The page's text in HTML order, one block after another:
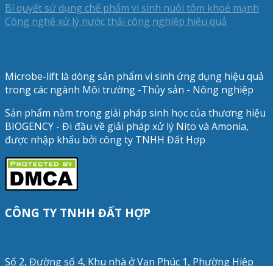
Bí quyết sử dụng chế phẩm vi sinh nuôi tôm khoẻ mạnh
Công nghệ xử lý nước thải công nghiệp hiệu quả
Microbe-lift là dòng sản phẩm vi sinh ứng dụng hiệu quả
trong các ngành Môi trường -Thủy sản - Nông nghiệp
Sản phẩm nằm trong giải pháp sinh học của thương hiệu
BIOGENCY - Đi đầu về giải pháp xử lý Nito và Amonia,
được nhập khẩu bởi công ty TNHH Đất Hợp
CÔNG TY TNHH ĐẤT HỢP
Số 2, Đường số 4, Khu nhà ở Vạn Phúc 1, Phường Hiệp